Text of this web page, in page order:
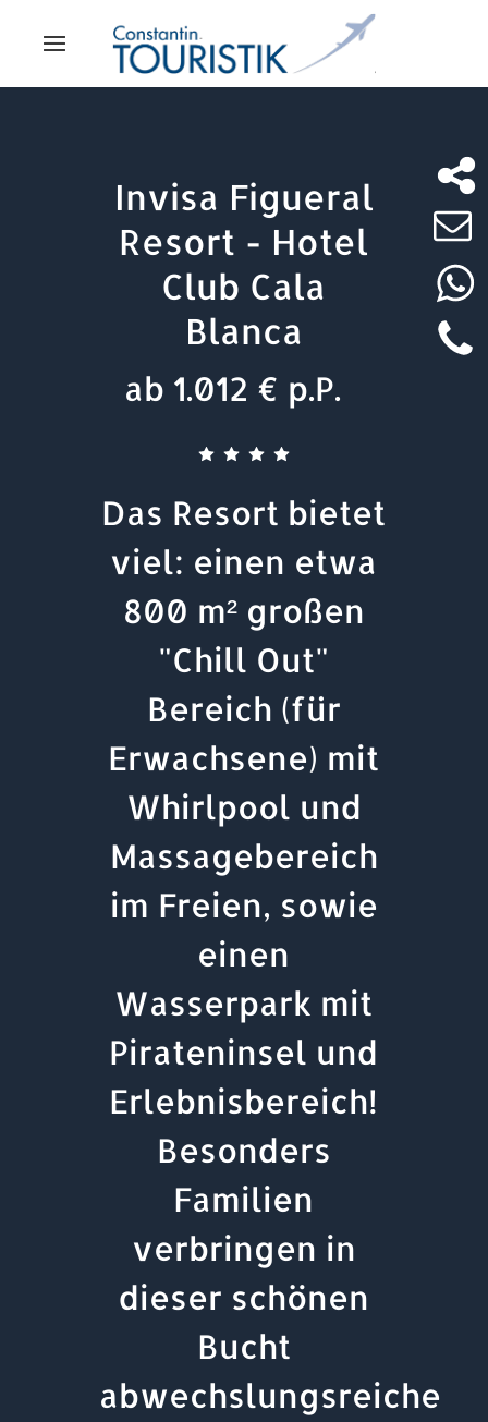
Invisa Figueral
Resort - Hotel
Club Cala
Blanca
ab 1.012 € p.P.
Das Resort bietet
viel: einen etwa
800 m² großen
"Chill Out"
Bereich (für
Erwachsene) mit
Whirlpool und
Massagebereich
im Freien, sowie
einen
Wasserpark mit
Pirateninsel und
Erlebnisbereich!
Besonders
Familien
verbringen in
dieser schönen
Bucht
abwechslungsreiche